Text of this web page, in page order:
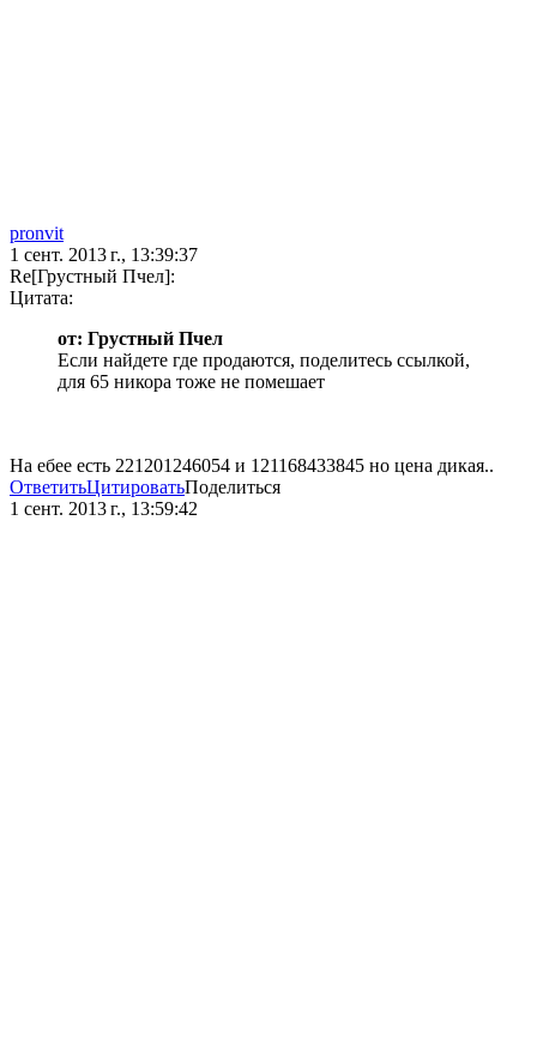
pronvit
1 сент. 2013 г., 13:39:37
Re[Грустный Пчел]:
Цитата:
от: Грустный Пчел
Если найдете где продаются, поделитесь ссылкой,
для 65 никора тоже не помешает
На ебее есть 221201246054 и 121168433845 но цена дикая..
ОтветитьЦитироватьПоделиться
1 сент. 2013 г., 13:59:42